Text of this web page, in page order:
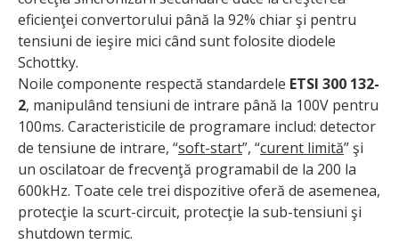
eficienţei convertorului până la 92% chiar şi pentru
tensiuni de ieşire mici când sunt folosite diodele
Schottky.
Noile componente respectă standardele ETSI 300 132-
2, manipulând tensiuni de intrare până la 100V pentru
100ms. Caracteristicile de programare includ: detector
de tensiune de intrare, “soft-start”, “curent limită” şi
un oscilatoar de frecvenţă programabil de la 200 la
600kHz. Toate cele trei dispozitive oferă de asemenea,
protecţie la scurt-circuit, protecţie la sub-tensiuni şi
shutdown termic.